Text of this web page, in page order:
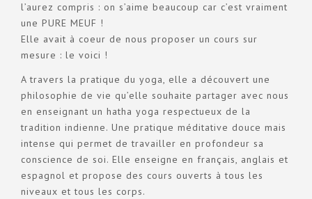
l’aurez compris : on s’aime beaucoup car c’est vraiment
une PURE MEUF !
Elle avait à coeur de nous proposer un cours sur
mesure : le voici !
A travers la pratique du yoga, elle a découvert une
philosophie de vie qu’elle souhaite partager avec nous
en enseignant un hatha yoga respectueux de la
tradition indienne. Une pratique méditative douce mais
intense qui permet de travailler en profondeur sa
conscience de soi. Elle enseigne en français, anglais et
espagnol et propose des cours ouverts à tous les
niveaux et tous les corps.